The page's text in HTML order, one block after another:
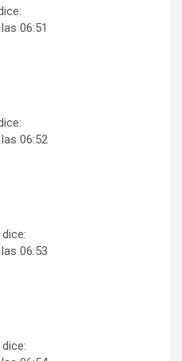
06:51
06:52
dice:
06:53
dice: